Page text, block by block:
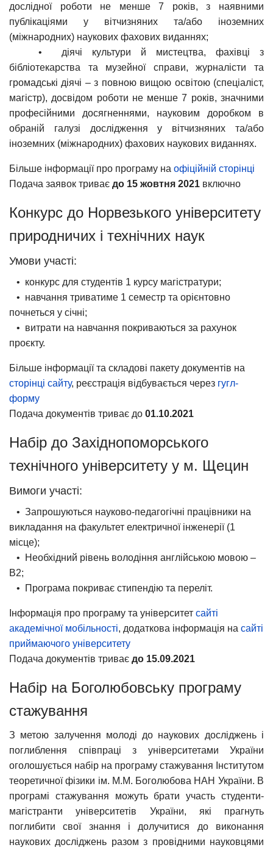
дослідної роботи не менше 7 років, з наявними
публікаціями у вітчизняних та/або іноземних
(міжнародних) наукових фахових виданнях;
• діячі культури й мистецтва, фахівці з
бібліотекарства та музейної справи, журналісти та
громадські діячі – з повною вищою освітою (спеціаліст,
магістр), досвідом роботи не менше 7 років, значними
професійними досягненнями, науковим доробком в
обраній галузі дослідження у вітчизняних та/або
іноземних (міжнародних) фахових наукових виданнях.
Більше інформації про програму на офіційній сторінці
Подача заявок триває до 15 жовтня 2021 включно
Конкурс до Норвезького університету
природничих і технічних наук
Умови участі:
• конкурс для студентів 1 курсу магістратури;
• навчання триватиме 1 семестр та орієнтовно
почнеться у січні;
• витрати на навчання покриваються за рахунок
проєкту.
Більше інформації та складові пакету документів на
сторінці сайту, реєстрація відбувається через гугл-
форму
Подача документів триває до 01.10.2021
Набір до Західнопоморського
технічного університету у м. Щецин
Вимоги участі:
• Запрошуються науково-педагогічні працівники на
викладання на факультет електричної інженерії (1
місце);
• Необхідний рівень володіння англійською мовою –
В2;
• Програма покриває стипендію та переліт.
Інформація про програму та університет сайті
академічної мобільності, додаткова інформація на сайті
приймаючого університету
Подача документів триває до 15.09.2021
Набір на Боголюбовську програму
стажування
З метою залучення молоді до наукових досліджень і
поглиблення співпраці з університетами України
оголошується набір на програму стажування Інститутом
теоретичної фізики ім. М.М. Боголюбова НАН України. В
програмі стажування можуть брати участь студенти-
магістранти університетів України, які прагнуть
поглибити свої знання і долучитися до виконання
наукових досліджень разом з провідними науковцями